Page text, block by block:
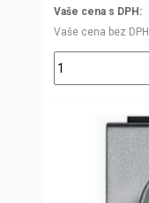
Vaše cena s DPH
Vaše cena bez DPH